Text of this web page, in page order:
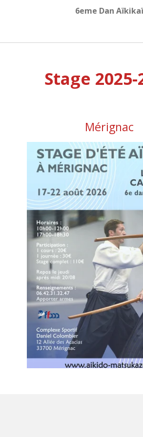
6eme Dan Aïkikaï
Stage 2025-
Mérignac